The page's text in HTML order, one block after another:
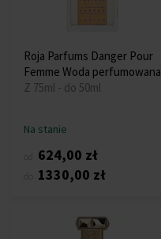
Roja Parfums Danger Pour
Femme Woda perfumowana
Z 75ml - do 50ml
Na stanie
624,00 zł
1330,00 zł